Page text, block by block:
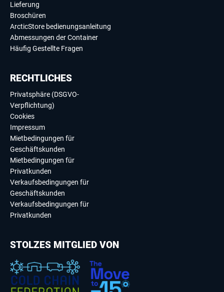
Lieferung
Broschüren
ArcticStore bedienungsanleitung
Abmessungen der Container
Häufig Gestellte Fragen
RECHTLICHES
Privatsphäre (DSGVO-
Verpflichtung)
Cookies
Impressum
Mietbedingungen für
Geschäftskunden
Mietbedingungen für
Privatkunden
Verkaufsbedingungen für
Geschäftskunden
Verkaufsbedingungen für
Privatkunden
STOLZES MITGLIED VON